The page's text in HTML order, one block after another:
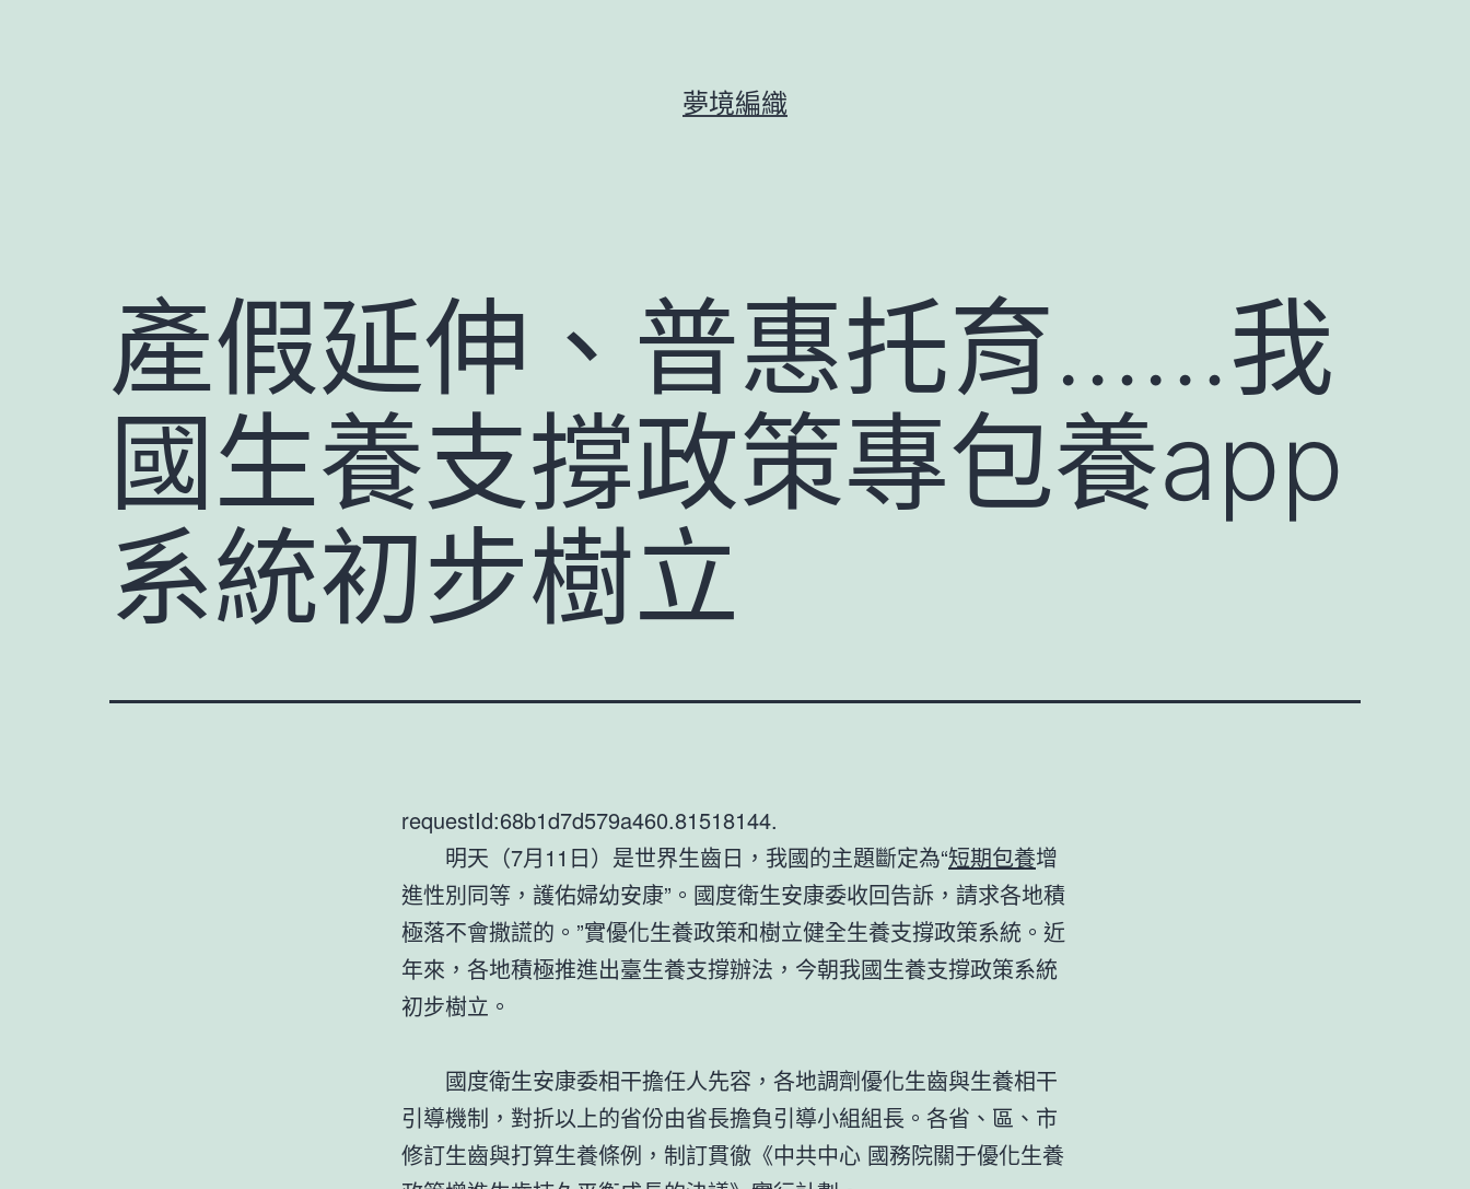
夢境編織
產假延伸、普惠托育……我
國生養支撐政策專包養app
系統初步樹立
requestId:68b1d7d579a460.81518144.
明天（7月11日）是世界生齒日，我國的主題斷定為“短期包養增
進性別同等，護佑婦幼安康”。國度衛生安康委收回告訴，請求各地積
極落不會撒謊的。”實優化生養政策和樹立健全生養支撐政策系統。近
年來，各地積極推進出臺生養支撐辦法，今朝我國生養支撐政策系統
初步樹立。
國度衛生安康委相干擔任人先容，各地調劑優化生齒與生養相干
引導機制，對折以上的省份由省長擔負引導小組組長。各省、區、市
修訂生齒與打算生養條例，制訂貫徹《中共中心 國務院關于優化生養